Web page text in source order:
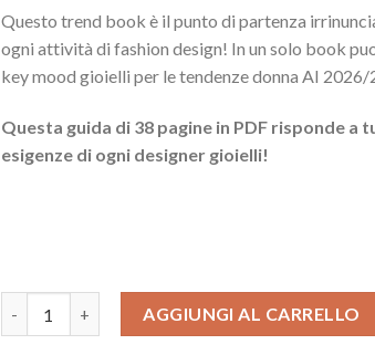
Questo trend book è il punto di partenza
ogni attività di fashion design! In un solo book
key mood gioielli per le tendenze donna AI 2026/
Questa guida di 38 pagine in PDF risponde a
esigenze di ogni designer gioielli!
AGGIUNGI AL CARRELLO